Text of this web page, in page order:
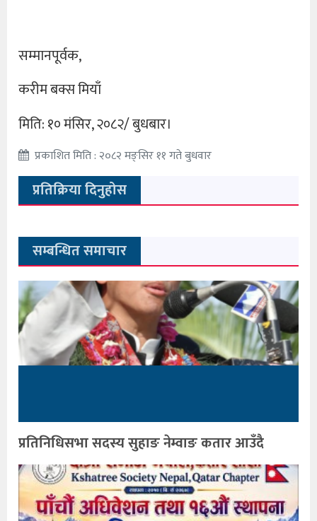
सम्मानपूर्वक,
करीम बक्स मियाँ
मिति: १० मंसिर, २०८२/ बुधबार।
प्रकाशित मिति : २०८२ मङ्सिर ११ गते बुधवार
प्रतिक्रिया दिनुहोस
सम्बन्धित समाचार
प्रतिनिधिसभा सदस्य सुहाङ नेम्वाङ कतार आउँदै